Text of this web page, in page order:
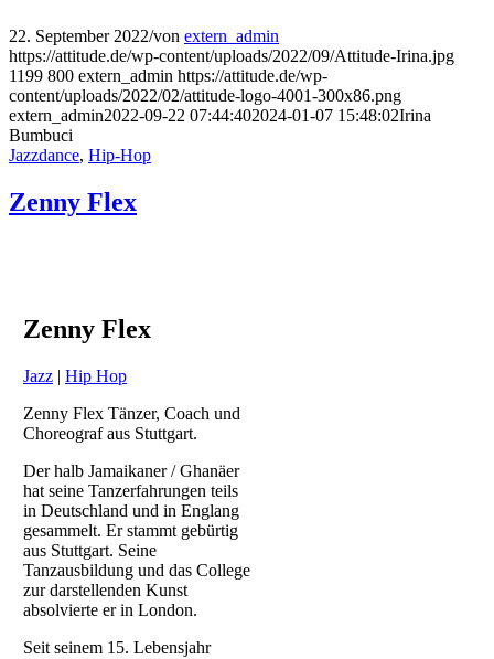
22. September 2022/von extern_admin
https://attitude.de/wp-content/uploads/2022/09/Attitude-Irina.jpg
1199 800 extern_admin https://attitude.de/wp-
content/uploads/2022/02/attitude-logo-4001-300x86.png
extern_admin2022-09-22 07:44:402024-01-07 15:48:02Irina
Bumbuci
Jazzdance, Hip-Hop
Zenny Flex
Zenny Flex
Jazz| Hip Hop
Zenny Flex Tänzer, Coach und
Choreograf aus Stuttgart.
Der halb Jamaikaner / Ghanäer
hat seine Tanzerfahrungen teils
in Deutschland und in Englang
gesammelt. Er stammt gebürtig
aus Stuttgart. Seine
Tanzausbildung und das College
zur darstellenden Kunst
absolvierte er in London.
Seit seinem 15. Lebensjahr